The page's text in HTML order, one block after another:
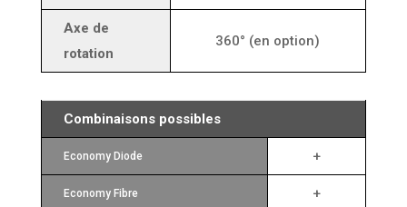
Axe de
rotation
360° (en option)
Combinaisons possibles
Economy Diode +
Economy Fibre +